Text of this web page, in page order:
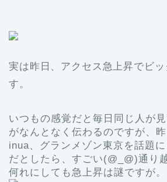
実は昨日、アクセス急上昇でビ
す。
いつもの感覚だと毎日同じ人が
がなんとなく伝わるのですが、
inua、グランメゾン東京を話題に
だとしたら、すごい(@_@)通り
何れにしても急上昇は謎ですが。